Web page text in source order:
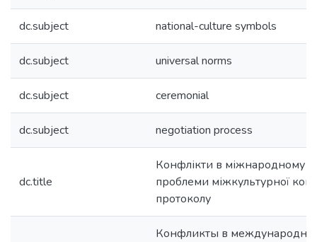
dc.subject national-culture symbols
dc.subject universal norms
dc.subject ceremonial
dc.subject negotiation process
dc.title
Конфлікти в міжнародному
проблеми міжкультурної
протоколу
Конфликты в